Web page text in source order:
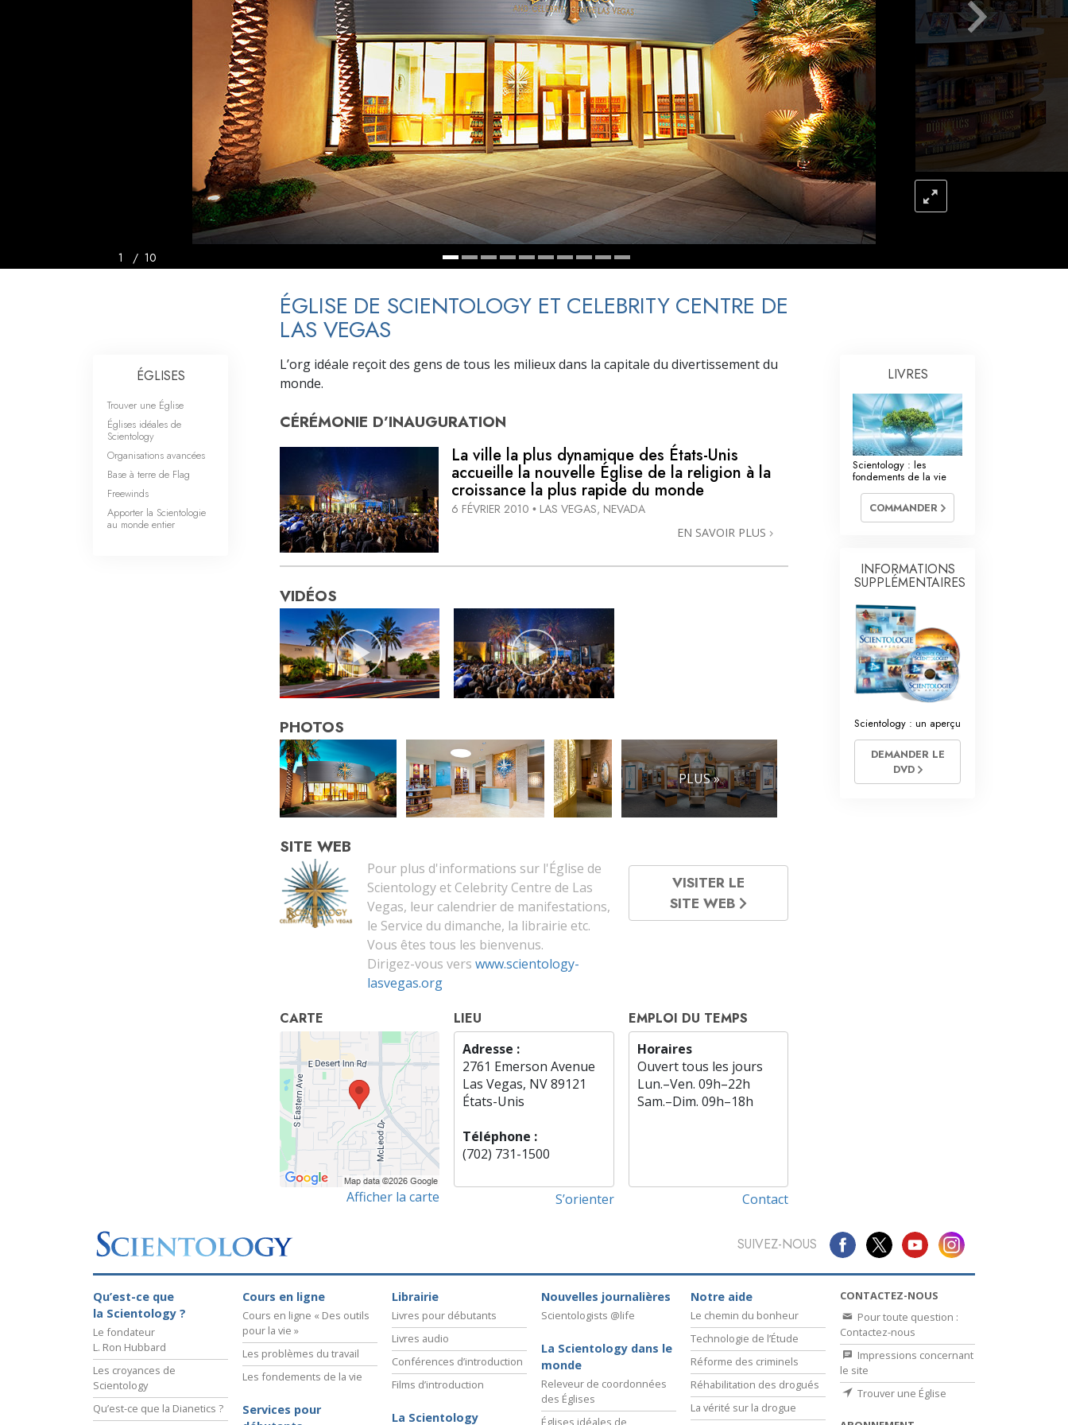
Qu’est-ce que la grandeur ? L’échelle des tons émotionnels
Réponses aux drogues
Les enfants
Des outils pour le monde du travail
L’éthique et les conditions
La raison de l’oppression
Les investigations
Les fondements de l’organisation
1 / 10
ÉGLISE DE SCIENTOLOGY ET CELEBRITY CENTRE DE
LAS VEGAS
L’org idéale reçoit des gens de tous les milieux dans la capitale du divertissement du
monde.
CÉRÉMONIE D’INAUGURATION
La ville la plus dynamique des États-Unis
accueille la nouvelle Église de la religion à la
croissance la plus rapide du monde
6 FÉVRIER 2010 • LAS VEGAS, NEVADA
EN SAVOIR PLUS
VIDÉOS
PHOTOS
PLUS »
SITE WEB
Pour plus d'informations sur l'Église de
Scientology et Celebrity Centre de Las
Vegas, leur calendrier de manifestations,
le Service du dimanche, la librairie etc.
Vous êtes tous les bienvenus.
Dirigez-vous vers www.scientology-
lasvegas.org
VISITER LE
SITE WEB
CARTE
Afficher la carte
LIEU
Adresse :
2761 Emerson Avenue
Las Vegas, NV 89121
États-Unis
Téléphone :
(702) 731-1500
S’orienter
EMPLOI DU TEMPS
Horaires
Ouvert tous les jours
Lun.–Ven. 09h–22h
Sam.–Dim. 09h–18h
Contact
ÉGLISES
Trouver une Église
Églises idéales de
Scientology
Organisations avancées
Base à terre de Flag
Freewinds
Apporter la Scientologie
au monde entier
LIVRES
Scientology : les
fondements de la vie
COMMANDER
INFORMATIONS
SUPPLÉMENTAIRES
Scientology : un aperçu
DEMANDER LE
DVD
SUIVEZ-NOUS
Qu’est-ce que
la Scientology ?
Le fondateur
L. Ron Hubbard
Les croyances de
Scientology
Qu’est-ce que la Dianetics ?
Cours en ligne
Cours en ligne « Des outils
pour la vie »
Les problèmes du travail
Les fondements de la vie
Services pour
Librairie
Livres pour débutants
Livres audio
Conférences d’introduction
Films d’introduction
La Scientology
Nouvelles journalières
Scientologists @life
La Scientology dans le
monde
Releveur de coordonnées
des Églises
Églises idéales de
Notre aide
Le chemin du bonheur
Technologie de l’Étude
Réforme des criminels
Réhabilitation des drogués
La vérité sur la drogue
CONTACTEZ-NOUS
Pour toute question :
Contactez-nous
Impressions concernant
le site
Trouver une Église